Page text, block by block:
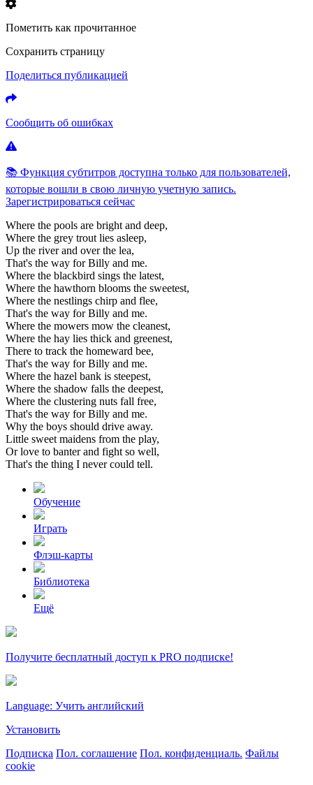
Пометить как прочитанное
Сохранить страницу
Поделиться публикацией
Сообщить об ошибках
📚 Функция субтитров доступна только для пользователей,
которые вошли в свою личную учетную запись.
Зарегистрироваться сейчас
Where the pools are bright and deep,
Where the grey trout lies asleep,
Up the riverand overthe lea,
That's the way forBilly and me.
Where the blackbird sings the latest,
Where the hawthorn blooms the sweetest,
Where the nestlings chirp and flee,
That's the way forBilly and me.
Where the mowers mow the cleanest,
Where the hay lies thick and greenest,
There to track the homeward bee,
That's the way forBilly and me.
Where the hazel bank is steepest,
Where the shadow falls the deepest,
Where the clustering nuts fall free,
That's the way forBilly and me.
Why the boys should drive away.
Little sweet maidens from the play,
Orlove to banterand fight so well,
That's the thing I nevercould tell.
Обучение
Играть
Флэш-карты
Библиотека
Ещё
Получите бесплатный доступ к PRO подписке!
Language: Учить английский
Установить
Подписка Пол. соглашение Пол. конфиденциаль. Файлы
cookie